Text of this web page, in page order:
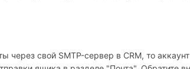
через свой SMTP-сервер в CRM, то